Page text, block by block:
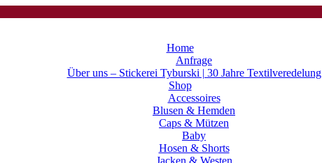
Home
Anfrage
Über uns – Stickerei Tyburski | 30 Jahre Textilveredelung
Shop
Accessoires
Blusen & Hemden
Caps & Mützen
Baby
Hosen & Shorts
Jacken & Westen